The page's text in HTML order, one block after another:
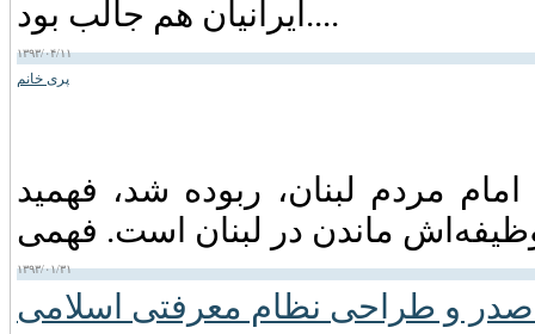
ایرانیان هم جالب بود....
۱۳۹۳/۰۴/۱۱
پری خانم
مردم لبنان، ربوده شد، فهمید
۱۳۹۳/۰۱/۳۱
و طراحی نظام معرفتی اسلامی